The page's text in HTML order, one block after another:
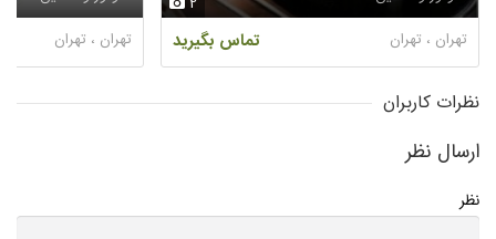
تماس بگیرید تهران ، تهران
تهران ، تهران
نظرات کاربران
ارسال نظر
نظر